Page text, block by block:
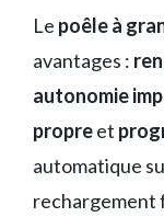
Le poêle à
avantages :
autonomie
propreet
automatique
rechargement